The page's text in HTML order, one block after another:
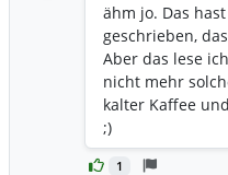
1
ähm jo. Das
geschrieben,
Aber das lese
nicht mehr
kalter Kaffee
;)